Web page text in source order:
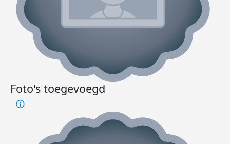
Foto's toegevoegd